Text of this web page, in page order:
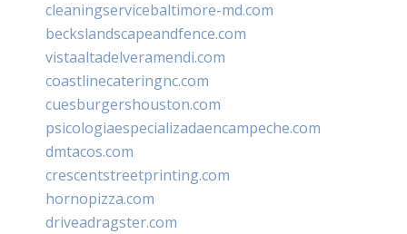
cleaningservicebaltimore-md.com
beckslandscapeandfence.com
vistaaltadelveramendi.com
coastlinecateringnc.com
cuesburgershouston.com
psicologiaespecializadaencampeche.com
dmtacos.com
crescentstreetprinting.com
hornopizza.com
driveadragster.com